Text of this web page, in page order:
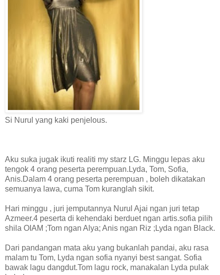
Si Nurul yang kaki penjelous.
Aku suka jugak ikuti realiti my starz LG. Minggu lepas aku
tengok 4 orang peserta perempuan.Lyda, Tom, Sofia,
Anis.Dalam 4 orang peserta perempuan , boleh dikatakan
semuanya lawa, cuma Tom kuranglah sikit.
Hari minggu , juri jemputannya Nurul Ajai ngan juri tetap
Azmeer.4 peserta di kehendaki berduet ngan artis.sofia pilih
shila OIAM ;Tom ngan Alya; Anis ngan Riz ;Lyda ngan Black.
Dari pandangan mata aku yang bukanlah pandai, aku rasa
malam tu Tom, Lyda ngan sofia nyanyi best sangat. Sofia
bawak lagu dangdut.Tom lagu rock, manakalan Lyda pulak